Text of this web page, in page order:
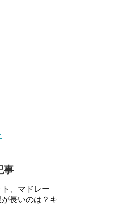
事
、マドレー
長いのは？キ